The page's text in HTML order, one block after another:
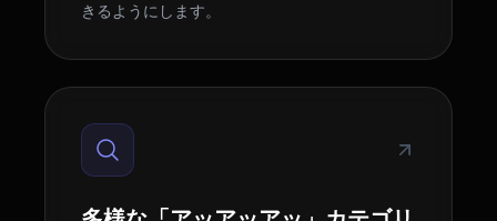
きるようにします。